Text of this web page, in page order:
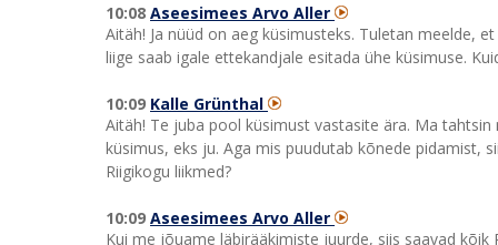
10:08 Aseesimees Arvo Aller
Aitäh! Ja nüüd on aeg küsimusteks. Tuletan meelde,
liige saab igale ettekandjale esitada ühe küsimuse.
10:09 Kalle Grünthal
Aitäh! Te juba pool küsimust vastasite ära. Ma
küsimus, eks ju. Aga mis puudutab kõnede pidamist,
Riigikogu liikmed?
10:09 Aseesimees Arvo Aller
Kui me jõuame läbirääkimiste juurde, siis saavad